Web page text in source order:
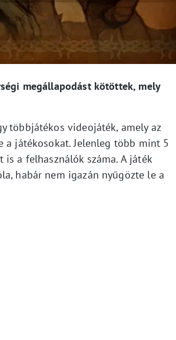
megállapodást kötöttek, mely
többjátékos videojáték, amely az
a játékosokat. Jelenleg több mint 5
a felhasználók száma. A játék
habár nem igazán nyűgözte le a